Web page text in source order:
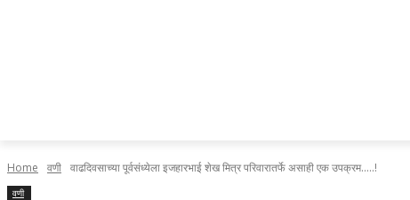
Home वणी वाढदिवसाच्या पूर्वसंध्येला इजहारभाई शेख मित्र परिवारातर्फे असाही एक उपक्रम.....!
वणी